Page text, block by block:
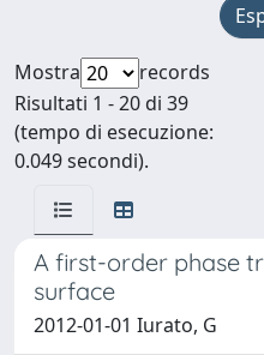
Mostra
records
Risultati 1 - 20 di 39
(tempo di esecuzione:
0.049 secondi).
A first-order phase
surface
2012-01-01 Iurato, G